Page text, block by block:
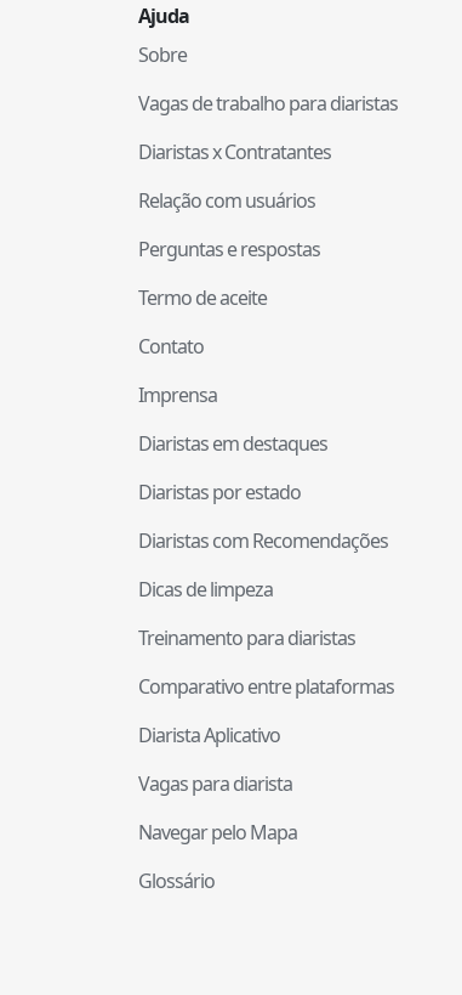
Ajuda
Sobre
Vagas de trabalho para diaristas
Diaristas x Contratantes
Relação com usuários
Perguntas e respostas
Termo de aceite
Contato
Imprensa
Diaristas em destaques
Diaristas por estado
Diaristas com Recomendações
Dicas de limpeza
Treinamento para diaristas
Comparativo entre plataformas
Diarista Aplicativo
Vagas para diarista
Navegar pelo Mapa
Glossário